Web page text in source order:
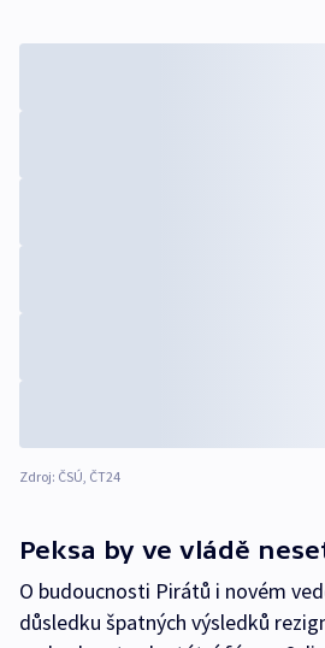
Zdroj: ČSÚ, ČT24
Peksa by ve vládě
O budoucnosti Pirátů i novém
důsledku špatných výsledků